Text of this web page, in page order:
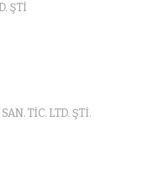
ŞTİ
TİC. LTD. ŞTİ.